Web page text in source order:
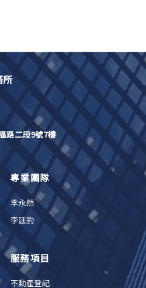
路二段9號7樓
專業團隊
李永然
李廷鈞
服務項目
不動產登記